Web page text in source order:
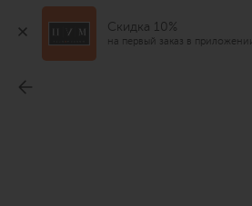
Скидка 10%
на первый заказ в приложении